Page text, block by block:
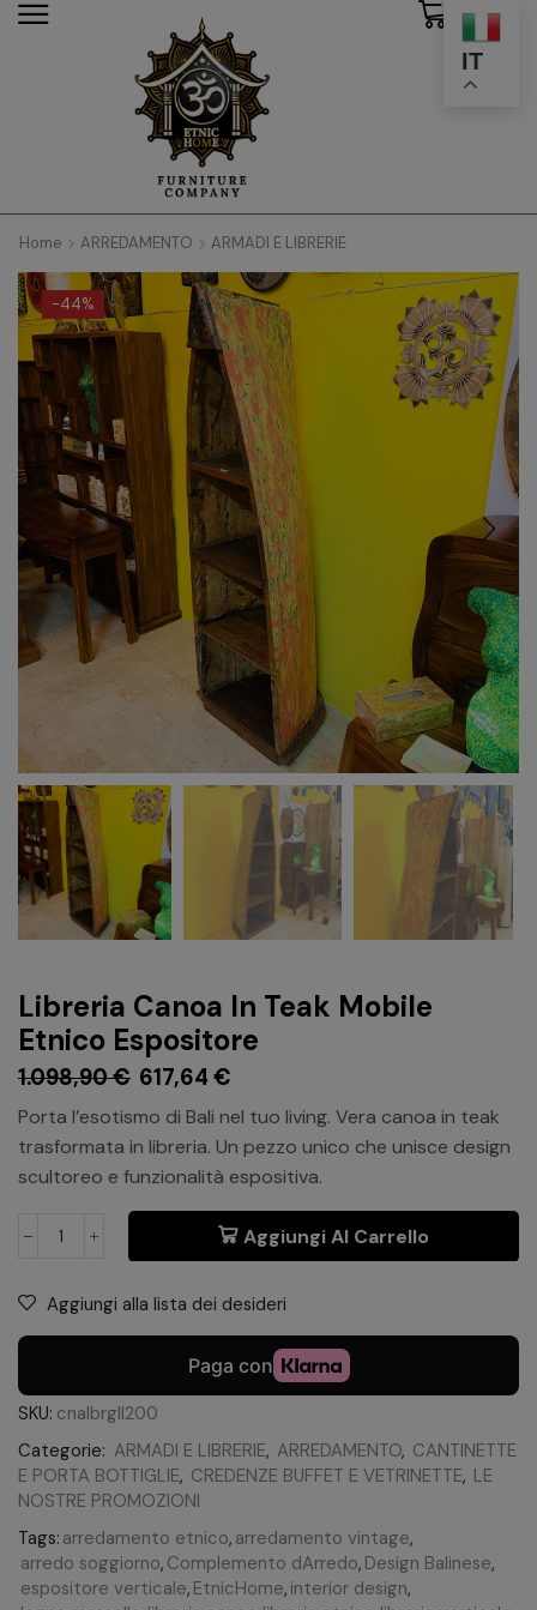
IT
Home ARREDAMENTO ARMADI E LIBRERIE
-44%
Libreria Canoa In Teak Mobile
Etnico Espositore
1.098,90€ 617,64 €
Porta l’esotismo di Bali nel tuo living. Vera canoa in teak
trasformata in libreria. Un pezzo unico che unisce design
scultoreo e funzionalità espositiva.
Aggiungi Al Carrello
Aggiungi alla lista dei desideri
SKU: cnalbrgll200
Categorie: ARMADI E LIBRERIE, ARREDAMENTO, CANTINETTE
E PORTA BOTTIGLIE, CREDENZE BUFFET E VETRINETTE, LE
NOSTRE PROMOZIONI
Tags: arredamento etnico, arredamento vintage,
arredo soggiorno, Complemento dArredo, Design Balinese,
espositore verticale, EtnicHome, interior design,